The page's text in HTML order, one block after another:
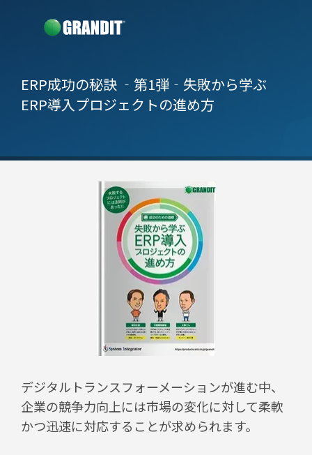
ERP成功の秘訣 ‐第1弾‐ 失敗から学ぶ
ERP導入プロジェクトの進め方
デジタルトランスフォーメーションが進む中、
企業の競争力向上には市場の変化に対して柔軟
かつ迅速に対応することが求められます。